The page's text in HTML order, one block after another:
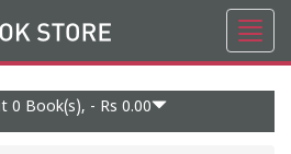
0 Book(s), - Rs 0.00